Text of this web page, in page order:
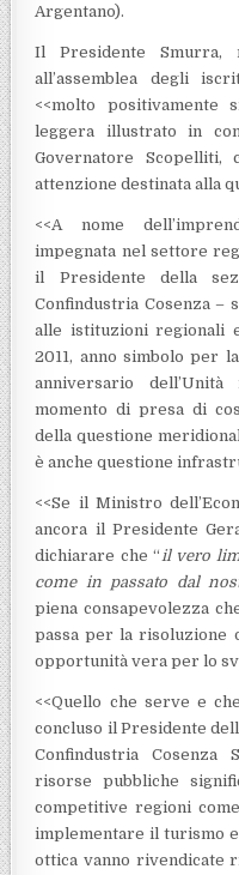
Argentano).
Il Presidente Smurra,
all’assemblea degli
<<molto
leggera illustrato in
Governatore Scopelliti,
attenzione destinata alla
<<A nome
impegnata nel settore
il Presidente della
Confindustria Cosenza –
alle istituzioni regionali
2011, anno simbolo per
anniversario
momento di presa di
della questione
è anche questione
<<Se il Ministro
ancora il Presidente
dichiarare che “ il vero
come in passato dal
piena consapevolezza
passa per la risoluzione
opportunità vera per lo
<<Quello che serve e
concluso il Presidente
Confindustria
risorse pubbliche
competitive regioni
implementare il turismo
ottica vanno rivendicate